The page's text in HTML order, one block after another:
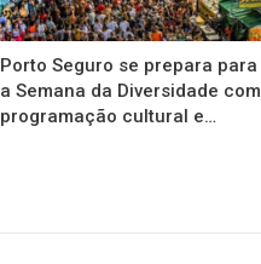
Porto Seguro se prepara para
a Semana da Diversidade com
programação cultural e…